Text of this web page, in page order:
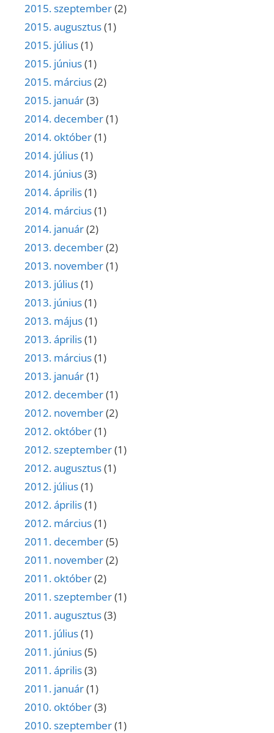
2015. szeptember(2)
2015. augusztus(1)
2015. július(1)
2015. június(1)
2015. március(2)
2015. január(3)
2014. december(1)
2014. október(1)
2014. július(1)
2014. június(3)
2014. április(1)
2014. március(1)
2014. január(2)
2013. december(2)
2013. november(1)
2013. július(1)
2013. június(1)
2013. május(1)
2013. április(1)
2013. március(1)
2013. január(1)
2012. december(1)
2012. november(2)
2012. október(1)
2012. szeptember(1)
2012. augusztus(1)
2012. július(1)
2012. április(1)
2012. március(1)
2011. december(5)
2011. november(2)
2011. október(2)
2011. szeptember(1)
2011. augusztus(3)
2011. július(1)
2011. június(5)
2011. április(3)
2011. január(1)
2010. október(3)
2010. szeptember(1)